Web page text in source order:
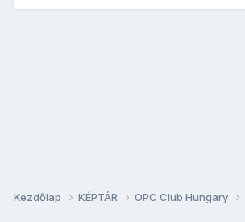
Kezdőlap KÉPTÁR OPC Club Hungary